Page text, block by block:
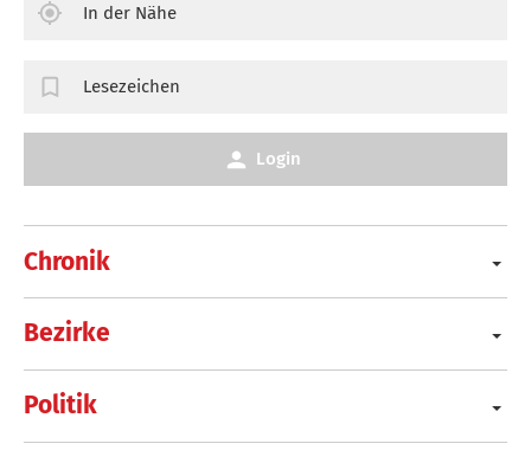
Chronik
Bezirke
Politik
In der Nähe
Lesezeichen
Login